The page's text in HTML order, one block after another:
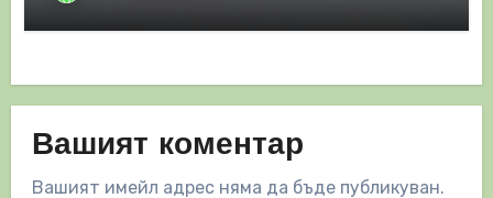
Вашият коментар
Вашият имейл адрес няма да бъде публикуван.